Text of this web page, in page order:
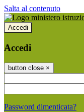
Salta al contenuto
Accedi
Accedi
button close ×
Password dimenticata?